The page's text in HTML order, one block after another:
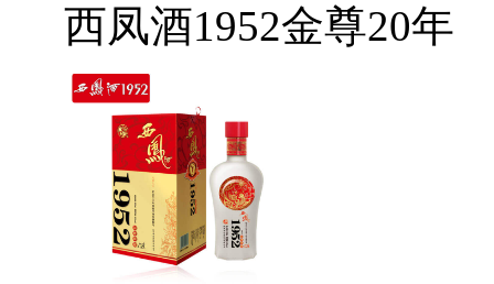
西凤酒1952金尊20年